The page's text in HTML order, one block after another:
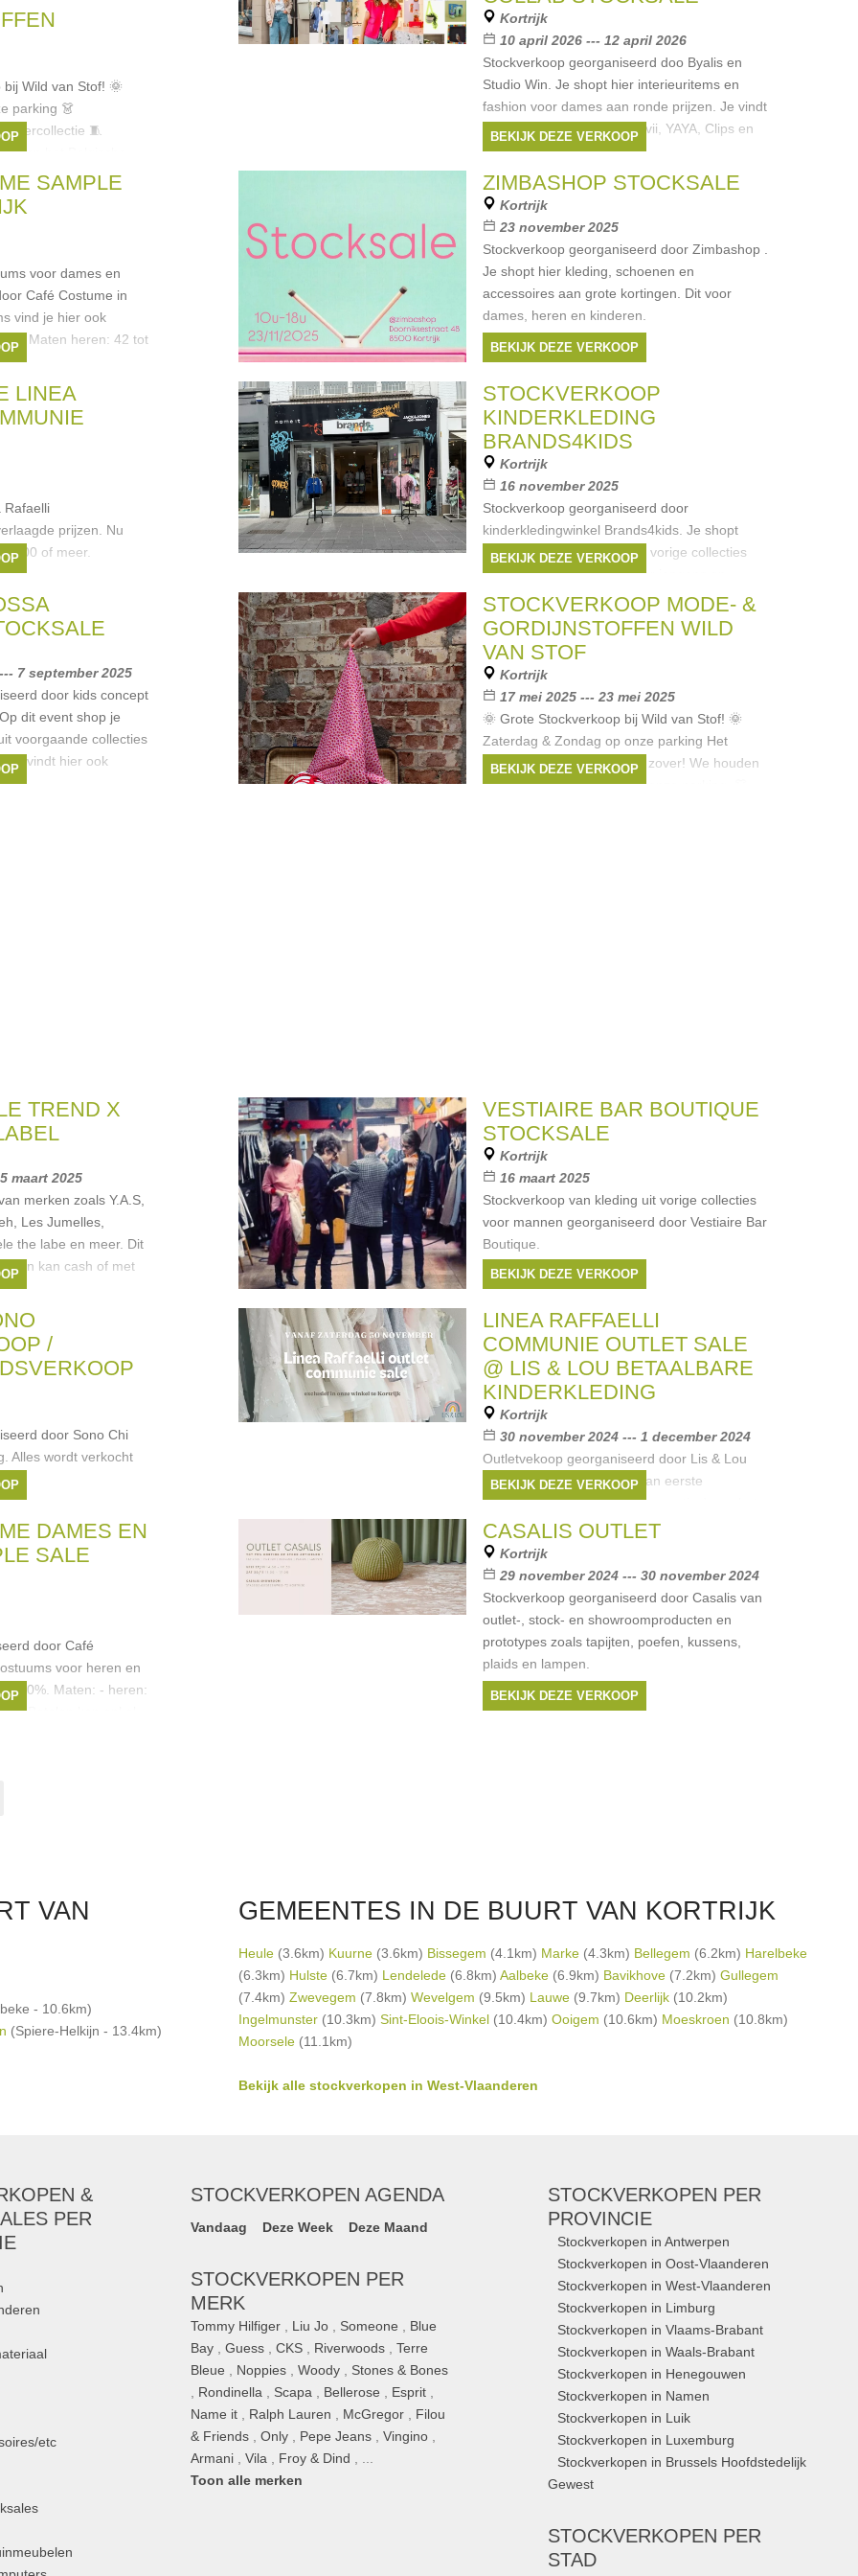
Wild van Stof! 🌞
parking 👗
🧵
van het Belgische
🧥
Kortrijk
10 april 2026 --- 12 april 2026
Stockverkoop georganiseerd doo Byalis en
Studio Win. Je shopt hier interieuritems en
fashion voor dames aan ronde prijzen. Je vindt
hier merken zoals ICHI, Envii, YAYA, Clips en
meer. Er zijn paskamers
Merken:Yaya,Ichi,Envii ,Clips
BEKIJK DEZE VERKOOP
SAMPLE
voor dames en
Café Costume in
vind je hier ook
Maten heren: 42 tot
ZIMBASHOP STOCKSALE
Kortrijk
23 november 2025
Stockverkoop georganiseerd door Zimbashop .
Je shopt hier kleding, schoenen en
accessoires aan grote kortingen. Dit voor
dames, heren en kinderen.
BEKIJK DEZE VERKOOP
LINEA
Rafaelli
prijzen. Nu
€600 of meer.
STOCKVERKOOP
KINDERKLEDING
BRANDS4KIDS
Kortrijk
16 november 2025
Stockverkoop georganiseerd door
kinderkledingwinkel Brands4kids. Je shopt
winter- en zomerkleding uit vorige collecties
aan hoge kortingen. Dit voor jongens en
meisjes tot 16 jaar. Je vindt hier merken
Merken:Only,Name it,Jack & Jones
LMTD ,Vero moda girl
BEKIJK DEZE VERKOOP
7 september 2025
door kids concept
dit event shop je
voorgaande collecties
Je vindt hier ook
STOCKVERKOOP MODE- &
GORDIJNSTOFFEN WILD
VAN STOF
Kortrijk
17 mei 2025 --- 23 mei 2025
🌞 Grote Stockverkoop bij Wild van Stof! 🌞
Zaterdag & Zondag op onze parking Het
weekend van 17 mei is het zover! We houden
een grote stockverkoop op onze parking. 👗
BEKIJK DEZE VERKOOP
TREND X
maart 2025
merken zoals Y.A.S,
Les Jumelles,
the labe en meer. Dit
kan cash of met
,Edited
VESTIAIRE BAR BOUTIQUE
STOCKSALE
Kortrijk
16 maart 2025
Stockverkoop van kleding uit vorige collecties
voor mannen georganiseerd door Vestiaire Bar
Boutique.
BEKIJK DEZE VERKOOP
/
door Sono Chi
Alles wordt verkocht
LINEA RAFFAELLI
COMMUNIE OUTLET SALE
@ LIS & LOU BETAALBARE
KINDERKLEDING
Kortrijk
30 november 2024 --- 1 december 2024
Outletvekoop georganiseerd door Lis & Lou
Betaalbare Kinderkleding van eerste
communie kleding (jurken en vestjes) van het
label Linea Raffaelli.
Merken:
BEKIJK DEZE VERKOOP
DAMES EN
SALE
door Café
voor heren en
-80%. Maten: - heren:
Betalen kan enkel
CASALIS OUTLET
Kortrijk
29 november 2024 --- 30 november 2024
Stockverkoop georganiseerd door Casalis van
outlet-, stock- en showroomproducten en
prototypes zoals tapijten, poefen, kussens,
plaids en lampen.
BEKIJK DEZE VERKOOP
VAN
- 10.6km)
(Spiere-Helkijn - 13.4km)
GEMEENTES IN DE BUURT VAN KORTRIJK
Heule(3.6km) Kuurne(3.6km) Bissegem (4.1km) Marke(4.3km) Bellegem (6.2km) Harelbeke
(6.3km) Hulste(6.7km) Lendelede(6.8km) Aalbeke(6.9km) Bavikhove(7.2km) Gullegem
(7.4km) Zwevegem (7.8km) Wevelgem (9.5km) Lauwe(9.7km) Deerlijk(10.2km)
Ingelmunster(10.3km) Sint-Eloois-Winkel(10.4km) Ooigem (10.6km) Moeskroen (10.8km)
Moorsele(11.1km)
Bekijk alle stockverkopen in West-Vlaanderen
&
PER
etc
STOCKVERKOPEN AGENDA
Vandaag Deze Week Deze Maand
STOCKVERKOPEN PER
MERK
Tommy Hilfiger Liu Jo Someone
Blue
Bay ,Guess ,CKS Riverwoods ,Terre
Bleue
Noppies ,Woody
Stones & Bones
Rondinella Scapa Bellerose Esprit
Name it
Ralph Lauren McGregor
Filou
& Friends ,Only Pepe Jeans ,Vingino
Armani ,Vila Froy & Dind
Toon alle merken
STOCKVERKOPEN PER
PROVINCIE
Stockverkopen in Antwerpen
Stockverkopen in Oost-Vlaanderen
Stockverkopen in West-Vlaanderen
Stockverkopen in Limburg
Stockverkopen in Vlaams-Brabant
Stockverkopen in Waals-Brabant
Stockverkopen in Henegouwen
Stockverkopen in Namen
Stockverkopen in Luik
Stockverkopen in Luxemburg
Stockverkopen in Brussels Hoofdstedelijk
Gewest
STOCKVERKOPEN PER
STAD